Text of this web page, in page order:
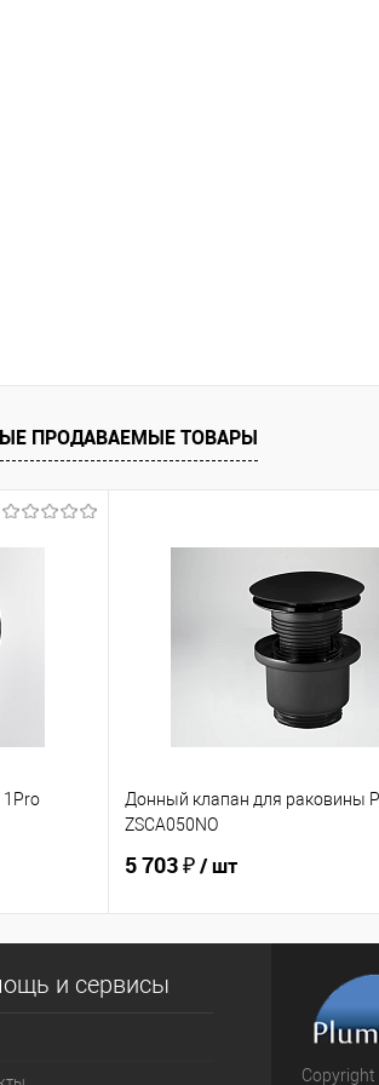
ПРОДАВАЕМЫЕ ТОВАРЫ
Донный клапан для раковины
ZSCA050NO
5 703 ₽/ шт
и сервисы